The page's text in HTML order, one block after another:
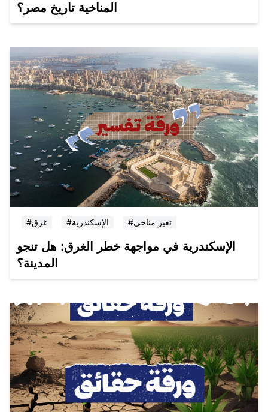
المناخية تاريخ مصر؟
#غرق #الإسكندرية #تغير مناخي
الإسكندرية في مواجهة خطر الغرق: هل تنجو
المدينة؟